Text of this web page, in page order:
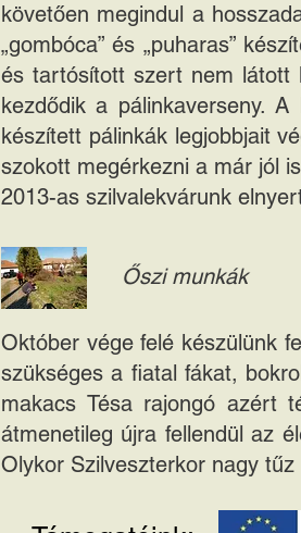
követően megindul a
„gombóca” és „puharas”
és tartósított szert nem látott
kezdődik a pálinkaverseny.
készített pálinkák legjobbjait
szokott megérkezni a már jól
2013-as szilvalekvárunk
Őszi munkák
Október vége felé készülünk
szükséges a fiatal fákat,
makacs Tésa rajongó azért
átmenetileg újra fellendül az
Olykor Szilveszterkor nagy